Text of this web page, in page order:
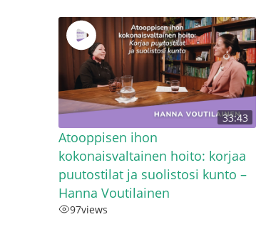
33:43
Atooppisen ihon
kokonaisvaltainen hoito: korjaa
puutostilat ja suolistosi kunto –
Hanna Voutilainen
97views